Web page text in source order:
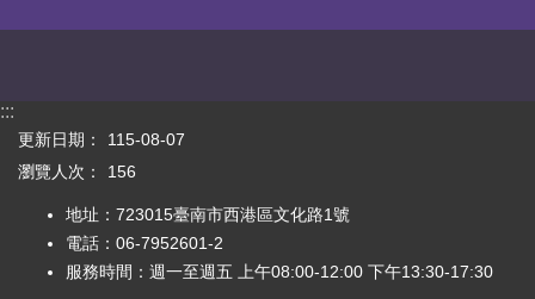
:::
更新日期：
115-08-07
瀏覽人次：
156
地址：723015臺南市西港區文化路1號
電話：06-7952601-2
服務時間：週一至週五 上午08:00-12:00 下午13:30-17:30